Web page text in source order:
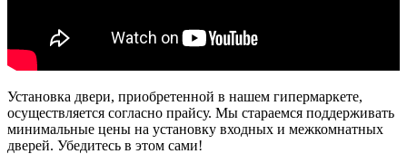
Установка двери, приобретенной в нашем гипермаркете,
осуществляется согласно прайсу. Мы стараемся поддерживать
минимальные цены на установку входных и межкомнатных
дверей. Убедитесь в этом сами!